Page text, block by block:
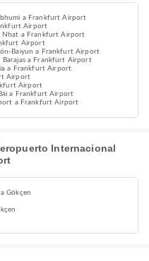
a Frankfurt Airport
Airport
Nhat a Frankfurt Airport
Airport
Baiyun a Frankfurt Airport
Barajas a Frankfurt Airport
a Frankfurt Airport
Airport
Airport
a Frankfurt Airport
a Frankfurt Airport
Internacional
Gökçen